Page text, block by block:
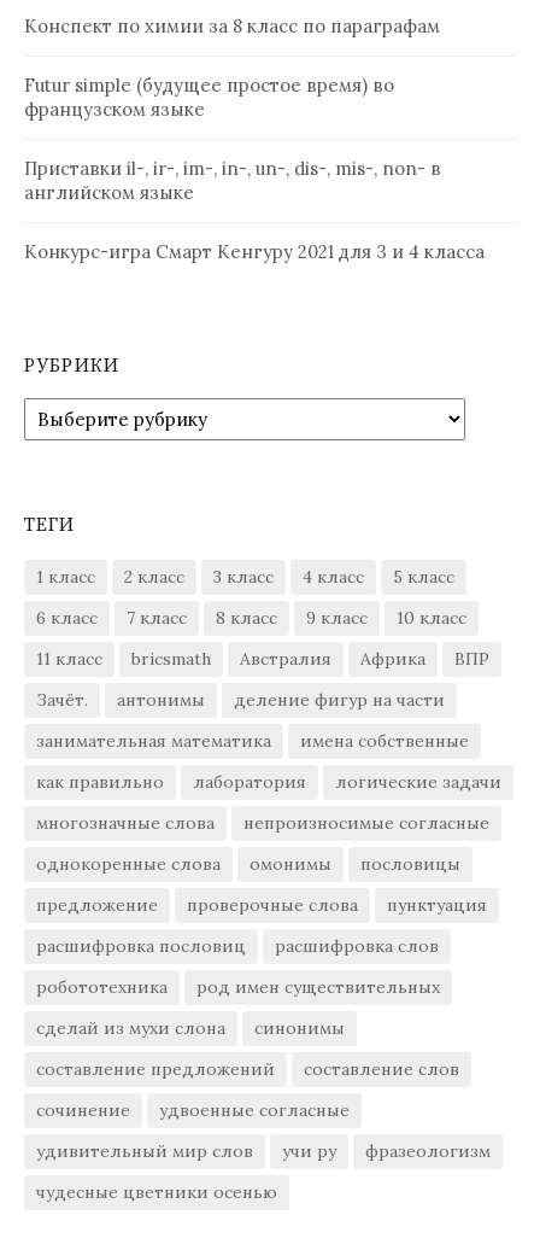
Конспект по химии за 8 класс по параграфам
Futur simple (будущее простое время) во
французском языке
Приставки il-, ir-, im-, in-, un-, dis-, mis-, non- в
английском языке
Конкурс-игра Смарт Кенгуру 2021 для 3 и 4 класса
РУБРИКИ
Рубрики
ТЕГИ
1 класс 2 класс 3 класс 4 класс
5 класс
6 класс
7 класс 8 класс 9 класс
10 класс
11 класс
bricsmath Австралия Африка
ВПР
Зачёт.
антонимы
деление фигур на части
занимательная математика
имена собственные
как правильно
лаборатория
логические задачи
многозначные слова
непроизносимые согласные
однокоренные слова
омонимы
пословицы
предложение
проверочные слова
пунктуация
расшифровка пословиц
расшифровка слов
робототехника
род имен существительных
сделай из мухи слона
синонимы
составление предложений
составление слов
сочинение
удвоенные согласные
удивительный мир слов
учи ру
фразеологизм
чудесные цветники осенью